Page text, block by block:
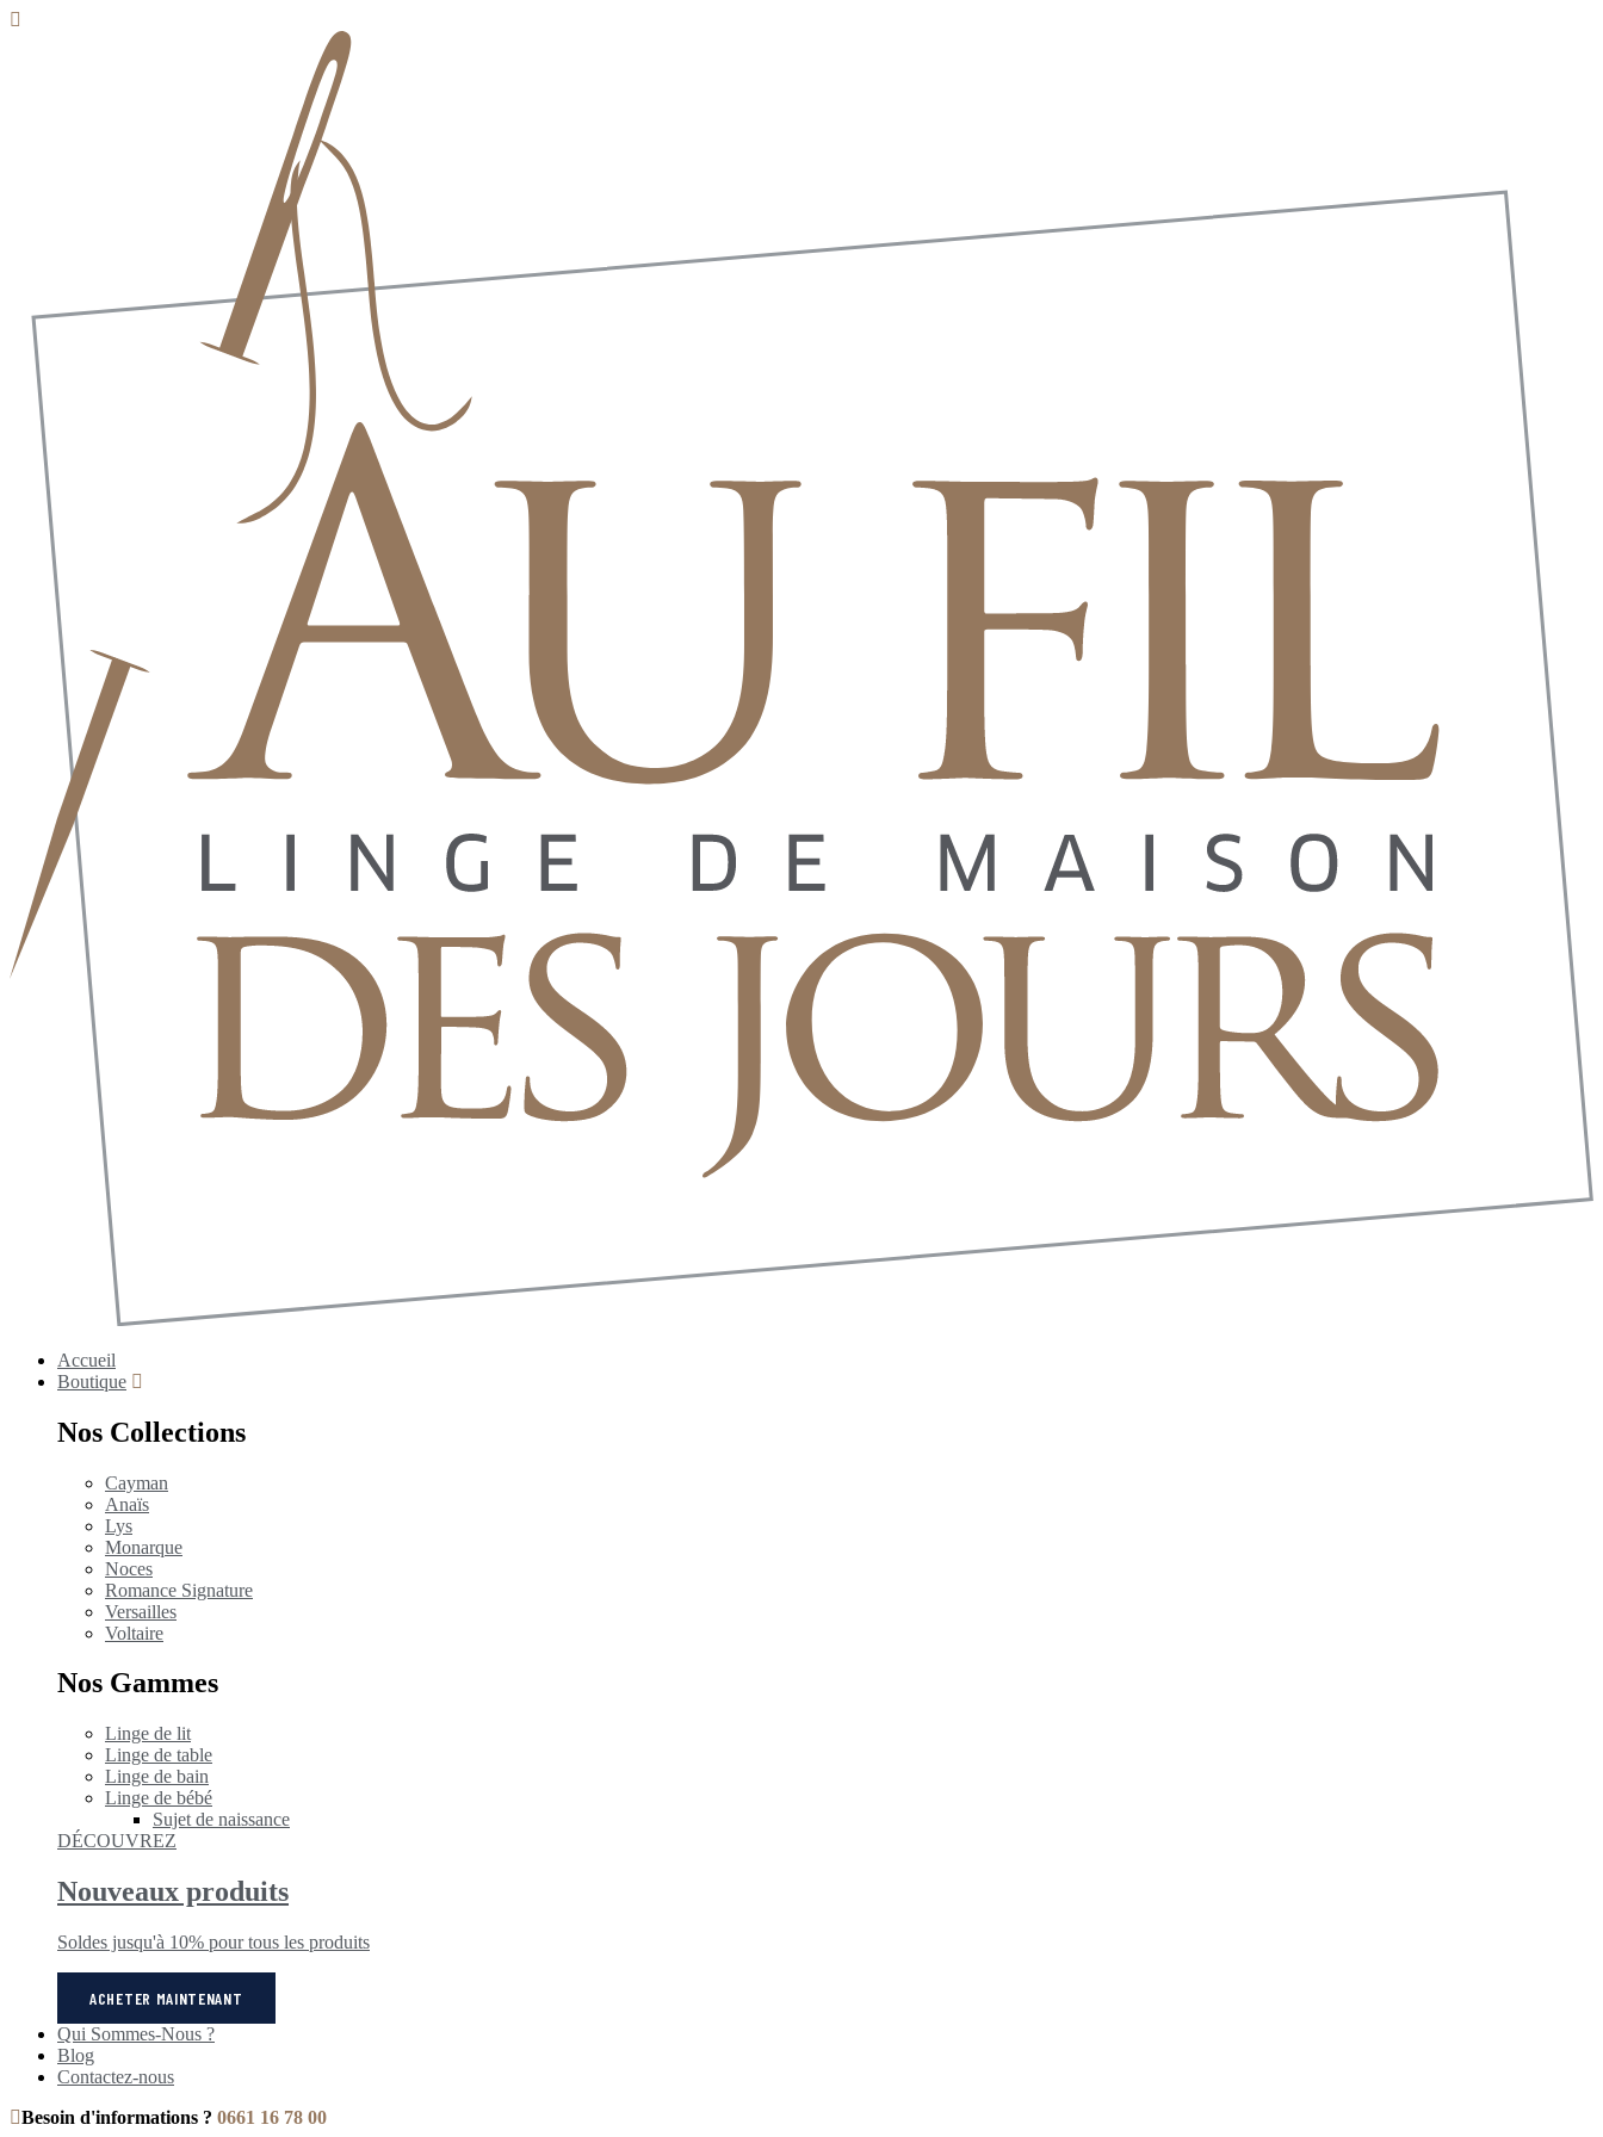
Accueil
Boutique
Nos Collections
Cayman
Anaïs
Lys
Monarque
Noces
Romance Signature
Versailles
Voltaire
Nos Gammes
Linge de lit
Linge de table
Linge de bain
Linge de bébé
Sujet de naissance
DÉCOUVREZ
Nouveaux produits
Soldes jusqu'à 10% pour tous les produits
ACHETER MAINTENANT
Qui Sommes-Nous ?
Blog
Contactez-nous
Besoin d'informations ? 0661 16 78 00